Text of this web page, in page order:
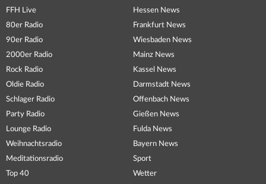
FFH Live
80er Radio
90er Radio
2000er Radio
Rock Radio
Oldie Radio
Schlager Radio
Party Radio
Lounge Radio
Weihnachtsradio
Meditationsradio
Top 40
Hessen News
Frankfurt News
Wiesbaden News
Mainz News
Kassel News
Darmstadt News
Offenbach News
Gießen News
Fulda News
Bayern News
Sport
Wetter